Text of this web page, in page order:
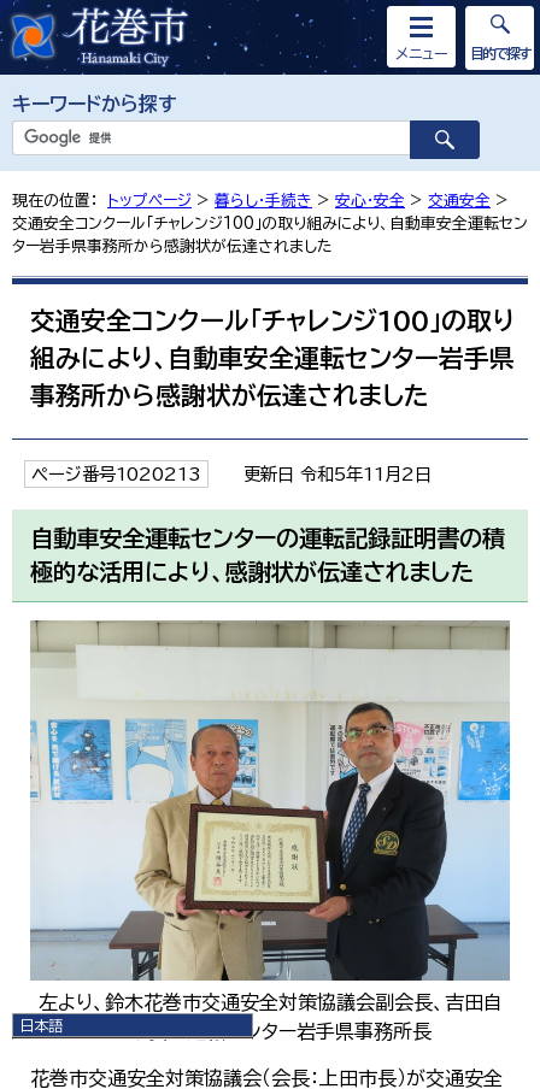
キーワードから探す
メニュー
日本語
English
目的で探す
現在の位置： トップページ > 暮らし・手続き > 安心・安全 > 交通安全 >
交通安全コンクール「チャレンジ100」の取り組みにより、自動車安全運転セン
ター岩手県事務所から感謝状が伝達されました
交通安全コンクール「チャレンジ100」の取り
組みにより、自動車安全運転センター岩手県
事務所から感謝状が伝達されました
ページ番号1020213 更新日 令和5年11月2日
自動車安全運転センターの運転記録証明書の積
極的な活用により、感謝状が伝達されました
左より、鈴木花巻市交通安全対策協議会副会長、吉田自
動車安全運転センター岩手県事務所長
花巻市交通安全対策協議会（会長：上田市長）が交通安全